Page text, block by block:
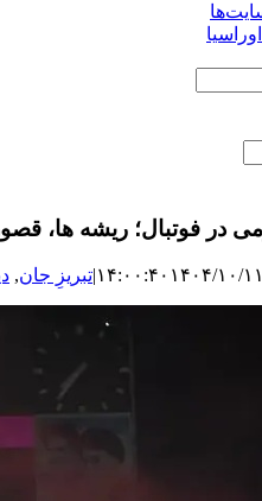
در فوتبال؛ ریشه ها،
۱۴۰۴/۱۰/۱۱ |تبریزِ جان,